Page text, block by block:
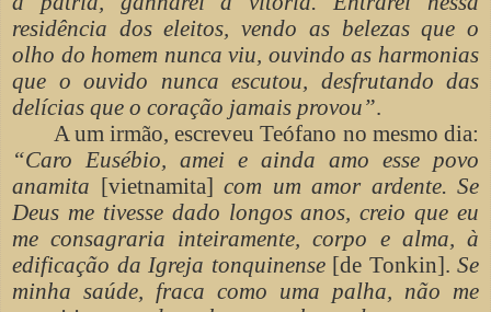
residência dos eleitos, vendo as belezas que o
olho do homem nunca viu, ouvindo as harmonias
que o ouvido nunca escutou, desfrutando das
delícias que o coração jamais provou”.
A um irmão, escreveu Teófano no mesmo dia:
“Caro Eusébio, amei e ainda amo esse povo
anamita [vietnamita] com um amor ardente. Se
Deus me tivesse dado longos anos, creio que eu
me consagraria inteiramente, corpo e alma, à
edificação da Igreja tonquinense[de Tonkin]. Se
minha saúde, fraca como uma palha, não me